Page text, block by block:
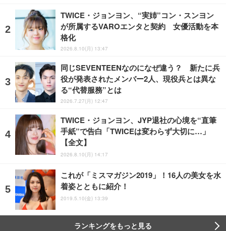
TWICE・ジョンヨン、“実姉”コン・スンヨン
が所属するVAROエンタと契約 女優活動を本
格化
2026.8.10(月) 13:47
同じSEVENTEENなのになぜ違う？ 新たに兵
役が発表されたメンバー2人、現役兵とは異な
る“代替服務”とは
2026.7.27(月) 12:47
TWICE・ジョンヨン、JYP退社の心境を“直筆
手紙”で告白「TWICEは変わらず大切に…」
【全文】
2026.8.10(月) 14:17
これが「ミスマガジン2019」！16人の美女を水
着姿とともに紹介！
2019.5.10(金) 13:39
ランキングをもっと見る